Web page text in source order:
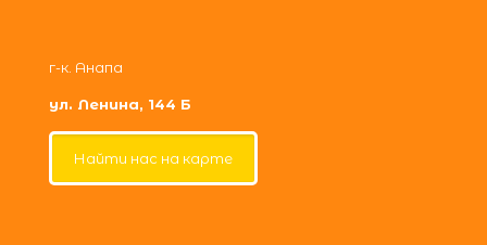
г-к. Анапа
ул. Ленина, 144 Б
Найти нас на карте